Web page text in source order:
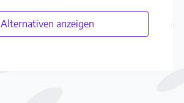
Alternativen anzeigen